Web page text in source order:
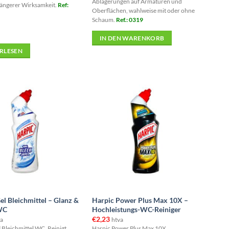
Wirksamkeit. Ref:
Oberflächen, wahlweise mit oder ohne
Schaum. Ref.: 0319
IN DEN WARENKORB
Bleichmittel – Glanz &
Harpic Power Plus Max 10X –
Hochleistungs-WC-Reiniger
€2,23 htva